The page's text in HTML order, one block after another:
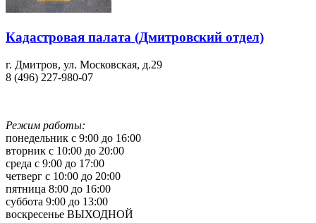
Кадастровая палата (Дмитровский отдел)
г. Дмитров, ул. Московская, д.29
8 (496) 227-980-07
Режим работы:
понедельник с 9:00 до 16:00
вторник с 10:00 до 20:00
среда с 9:00 до 17:00
четверг с 10:00 до 20:00
пятница 8:00 до 16:00
суббота 9:00 до 13:00
воскресенье ВЫХОДНОЙ